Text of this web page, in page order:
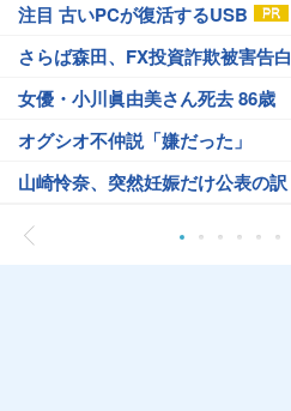
注目 古いPCが復活するUSB
さらば森田、FX投資詐欺被害告白
女優・小川眞由美さん死去 86歳
オグシオ不仲説「嫌だった」
山崎怜奈、突然妊娠だけ公表の訳